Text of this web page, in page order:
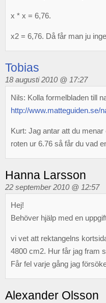
x * x = 6,76.
x2 = 6,76. Då får man ju
Tobias
18 augusti 2010 @ 17:27
Nils: Kolla formelbladen till
http://www.matteguiden.se/
Kurt: Jag antar att du
roten ur 6.76 så får du vad
Hanna Larsson
22 september 2010 @ 12:57
Hej!
Behöver hjälp med en
vi vet att rektangelns
4800 cm2. Hur får jag fram
Får fel varje gång jag
Alexander Olsson